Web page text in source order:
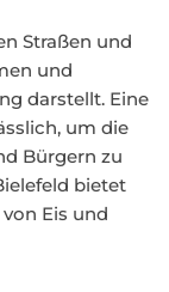
Straßen und
und
darstellt. Eine
um die
Bürgern zu
bietet
Eis und